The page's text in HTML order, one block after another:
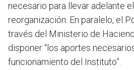
necesario para llevar adelante
reorganización. En paralelo, el
través del Ministerio de
disponer “los aportes
funcionamiento del Instituto”.